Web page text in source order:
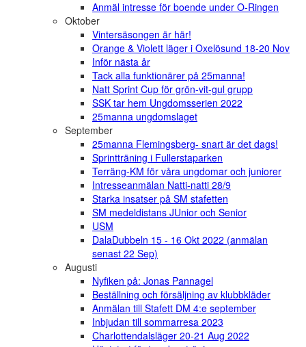
Anmäl intresse för boende under O-Ringen
Oktober
Vintersäsongen är här!
Orange & Violett läger i Oxelösund 18-20 Nov
Inför nästa år
Tack alla funktionärer på 25manna!
Natt Sprint Cup för grön-vit-gul grupp
SSK tar hem Ungdomsserien 2022
25manna ungdomslaget
September
25manna Flemingsberg- snart är det dags!
Sprintträning i Fullerstaparken
Terräng-KM för våra ungdomar och juniorer
Intresseanmälan Natti-natti 28/9
Starka insatser på SM stafetten
SM medeldistans JUnior och Senior
USM
DalaDubbeln 15 - 16 Okt 2022 (anmälan
senast 22 Sep)
Augusti
Nyfiken på: Jonas Pannagel
Beställning och försäljning av klubbkläder
Anmälan till Stafett DM 4:e september
Inbjudan till sommarresa 2023
Charlottendalsläger 20-21 Aug 2022